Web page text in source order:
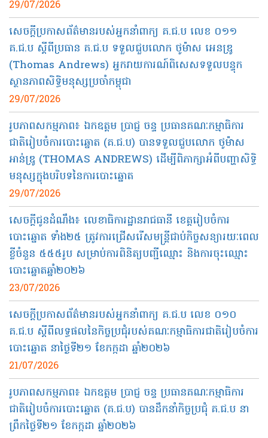
29/07/2026
សេចក្តីប្រកាសព័ត៌មានរបស់អ្នកនាំពាក្យ គ.ជ.ប លេខ ០១១
គ.ជ.ប ស្តីពីប្រធាន គ.ជ.ប ទទួលជួបលោក ថូម៉ាស អេនឌ្រូ
(Thomas Andrews) អ្នករាយការណ៍ពិសេសទទួលបន្ទុក
ស្ថានភាពសិទ្ធិមនុស្សប្រចាំកម្ពុជា
29/07/2026
រូបភាពសកម្មភាព៖ ឯកឧត្តម ប្រាជ្ញ ចន្ទ ប្រធានគណៈកម្មាធិការ
ជាតិរៀបចំការបោះឆ្នោត (គ.ជ.ប) បានទទួលជួបលោក ថូម៉ាស
អាន់ឌ្រូ (THOMAS ANDREWS) ដើម្បីពិភាក្សាអំពីបញ្ហាសិទ្ធិ
មនុស្សក្នុងបរិបទនៃការបោះឆ្នោត
29/07/2026
សេចក្ដីជូនដំណឹង៖ លេខាធិការដ្ឋានរាជធានី ខេត្តរៀបចំការ
បោះឆ្នោត ទាំង២៥ ត្រូវការជ្រើសរើសមន្ត្រីជាប់កិច្ចសន្យារយៈពេល
ខ្លីចំនួន ៥៥៥រូប សម្រាប់ការពិនិត្យបញ្ជីឈ្មោះ និងការចុះឈ្មោះ
បោះឆ្នោតឆ្នាំ២០២៦
23/07/2026
សេចក្តីប្រកាសព័ត៌មានរបស់អ្នកនាំពាក្យ​ គ.ជ.ប លេខ​ ០១០​
គ.ជ.ប​ ស្តីពីលទ្ធផលនៃកិច្ចប្រជុំរបស់គណៈកម្មាធិការជាតិរៀបចំការ
បោះឆ្នោត នាថ្ងៃទី២១ ខែកក្កដា ឆ្នាំ២០២៦
21/07/2026
រូបភាពសកម្មភាព៖ ឯកឧត្ដម ប្រាជ្ញ ចន្ទ ប្រធានគណៈកម្មាធិការ
ជាតិរៀបចំការបោះឆ្នោត (គ.ជ.ប) បានដឹកនាំកិច្ចប្រជុំ គ.ជ.ប នា
ព្រឹកថ្ងៃទី២១ ខែកក្កដា ឆ្នាំ២០២៦